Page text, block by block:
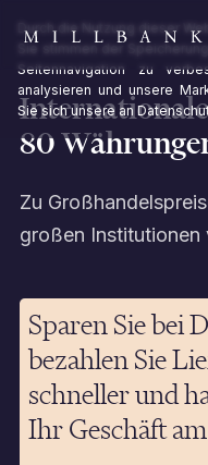
Durch die Nutzung dieser
Sie stimmen der
Seitennavigation zu
analysieren und unsere
Sie sich unsere an
80
Zu
großen Institutionen
Sparen Sie bei
bezahlen Sie
schneller und
Ihr Geschäft